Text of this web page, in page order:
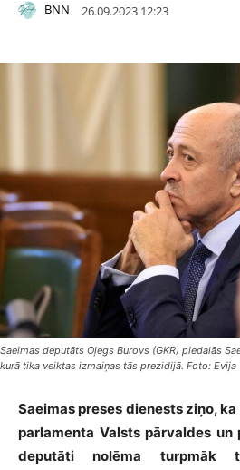
BNN 26.09.2023 12:23
Saeimas deputāts Oļegs Burovs (GKR) piedalās
kurā tika veiktas izmaiņas tās prezidijā. Foto: Evija
Saeimas preses dienests ziņo,
parlamenta Valsts pārvaldes
deputāti nolēma turpmāk